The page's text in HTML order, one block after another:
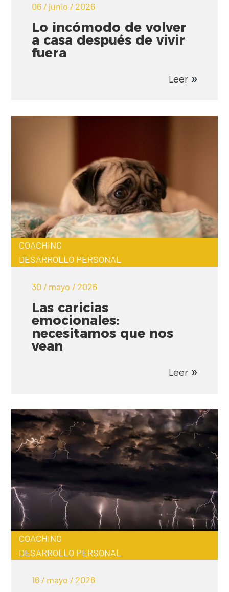
06 / junio / 2026
Lo incómodo de volver
a casa después de vivir
fuera
Leer
COACHING
DESARROLLO PERSONAL
30 / mayo / 2026
Las caricias
emocionales:
necesitamos que nos
vean
Leer
COACHING
DESARROLLO PERSONAL
16 / mayo / 2026